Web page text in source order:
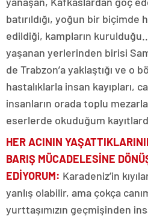
batırıldığı, yoğun bir biçimde
edildiği, kampların
yaşanan yerlerinden birisi
de Trabzon’a yaklaştığı ve o
hastalıklarla insan kayıpları,
insanların orada toplu
eserlerde okuduğum
HER ACININ
BARIŞ MÜCADELESİNE
EDİYORUM: Karadeniz’in
yanlış olabilir, ama çokça
yurttaşımızın geçmişinden